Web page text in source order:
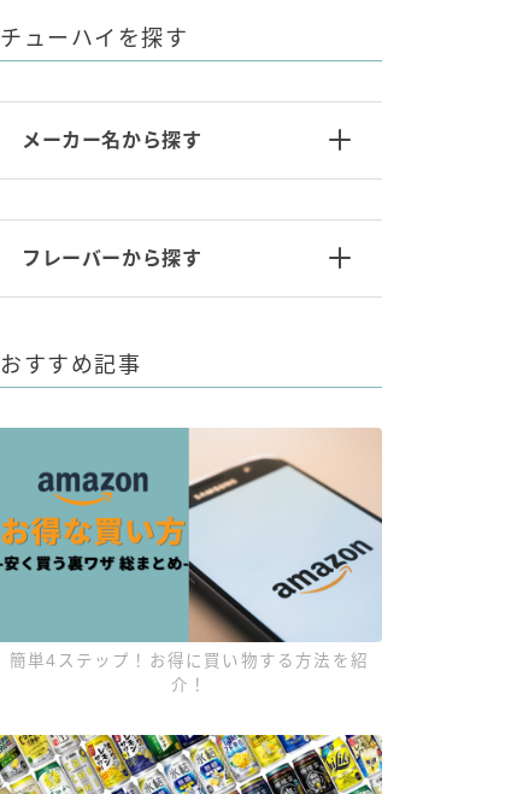
チューハイを探す
メーカー名から探す
フレーバーから探す
おすすめ記事
簡単4ステップ！お得に買い物する方法を紹
介！